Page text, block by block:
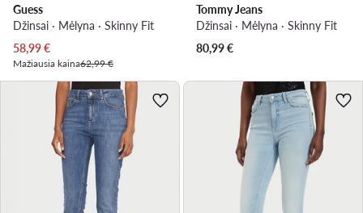
Guess
Džinsai · Mėlyna · Skinny Fit
Dabartinė kaina
58,99€
Mažiausia kaina62,99 €
Tommy Jeans
Džinsai · Mėlyna · Skinny Fit
80,99€